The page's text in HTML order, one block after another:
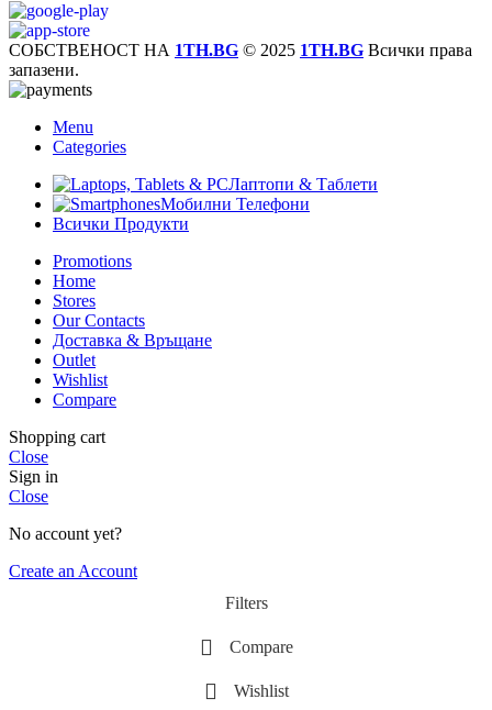
СОБСТВЕНОСТ НА 1TH.BG © 2025 1TH.BG Всички права
запазени.
Menu
Categories
Лаптопи & Таблети
Мобилни Телефони
Всички Продукти
Promotions
Home
Stores
Our Contacts
Доставка & Връщане
Outlet
Wishlist
Compare
Shopping cart
Close
Sign in
Close
No account yet?
Create an Account
Filters
Compare
Wishlist